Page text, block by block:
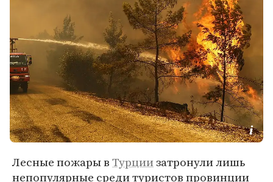
Лесные пожары вТурциизатронули лишь
непопулярные среди туристов провинции